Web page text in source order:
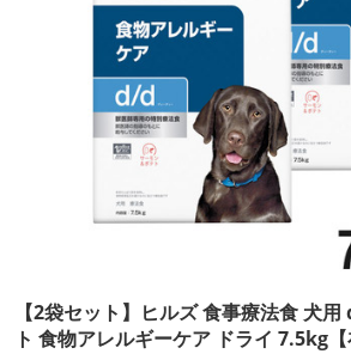
【2袋セット】ヒルズ 食事療法食 犬
ト 食物アレルギーケア ドライ 7.5kg【